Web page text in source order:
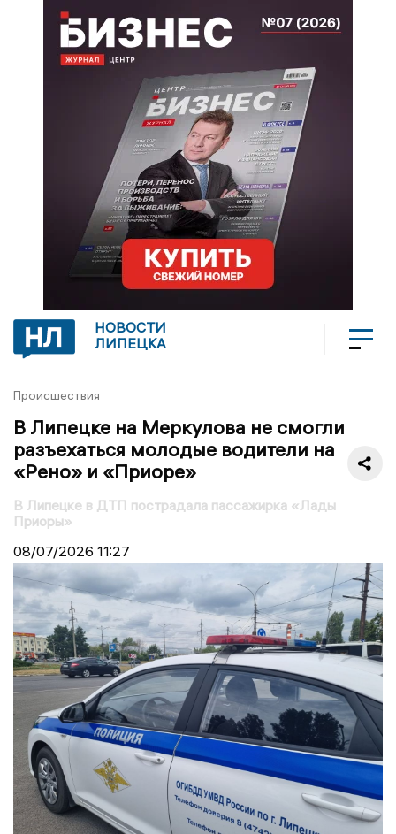
НОВОСТИ
ЛИПЕЦКА
Происшествия
В Липецке на Меркулова не смогли
разъехаться молодые водители на
«Рено» и «Приоре»
В Липецке в ДТП пострадала пассажирка «Лады
Приоры»
08/07/2026 11:27